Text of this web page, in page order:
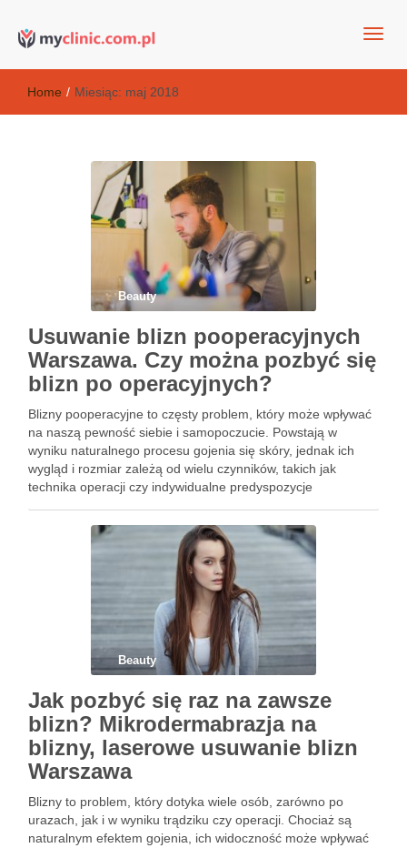
Kosmetyki antyoksydacyjne
Home / Miesiąc: maj 2018
Beauty
Usuwanie blizn pooperacyjnych
Warszawa. Czy można pozbyć się
blizn po operacyjnych?
Blizny pooperacyjne to częsty problem, który może wpływać
na naszą pewność siebie i samopoczucie. Powstają w
wyniku naturalnego procesu gojenia się skóry, jednak ich
wygląd i rozmiar zależą od wielu czynników, takich jak
technika operacji czy indywidualne predyspozycje
mogą pomóc w ich …
Beauty
Jak pozbyć się raz na zawsze
blizn? Mikrodermabrazja na
blizny, laserowe usuwanie blizn
Warszawa
Blizny to problem, który dotyka wiele osób, zarówno po
urazach, jak i w wyniku trądziku czy operacji. Chociaż są
naturalnym efektem gojenia, ich widoczność może wpływać